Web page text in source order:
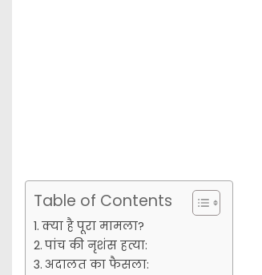
Table of Contents
क्या है पूरा मामला?
पांच की नृशंस हत्या:
अदालत का फैसला: